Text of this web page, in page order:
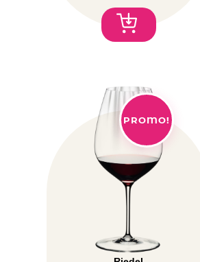
PROMO!